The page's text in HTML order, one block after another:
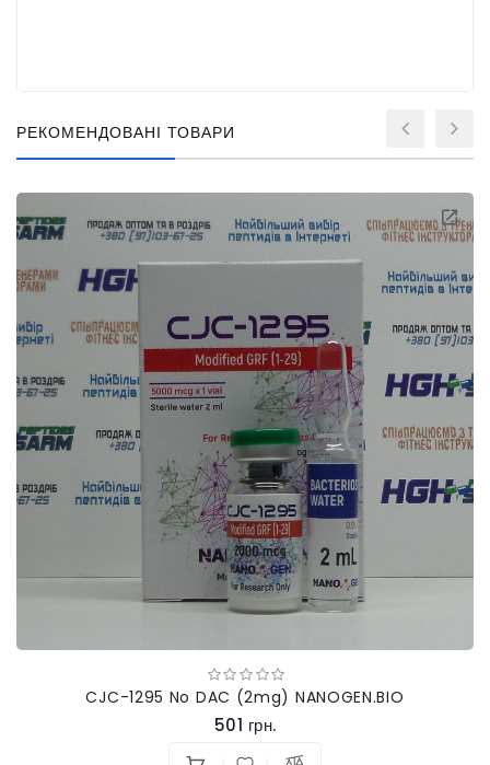
РЕКОМЕНДОВАНІ ТОВАРИ
CJC-1295 No DAC (2mg) NANOGEN.BIO
501 грн.